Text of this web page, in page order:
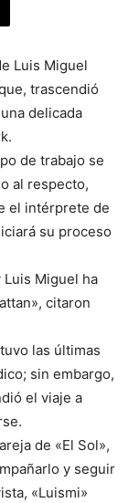
Luis Miguel
trascendió
delicada
de trabajo se
al respecto,
el intérprete de
su proceso
Miguel ha
citaron
las últimas
sin embargo,
el viaje a
de «El Sol»,
y seguir
«Luismi»